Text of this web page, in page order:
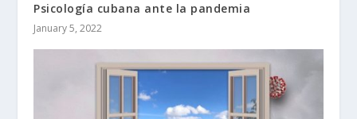
Psicología cubana ante la pandemia
January 5, 2022